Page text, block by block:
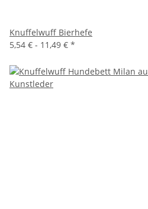
Knuffelwuff Bierhefe
5,54 € - 11,49 € *